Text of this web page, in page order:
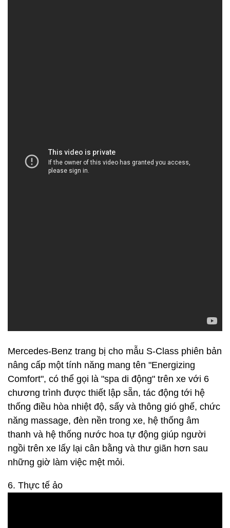
Mercedes-Benz trang bị cho mẫu S-Class phiên bản
nâng cấp một tính năng mang tên "Energizing
Comfort", có thể gọi là "spa di động" trên xe với 6
chương trình được thiết lập sẵn, tác động tới hệ
thống điều hòa nhiệt độ, sấy và thông gió ghế, chức
năng massage, đèn nền trong xe, hệ thống âm
thanh và hệ thống nước hoa tự động giúp người
ngồi trên xe lấy lại cân bằng và thư giãn hơn sau
những giờ làm việc mệt mỏi.
6. Thực tế ảo